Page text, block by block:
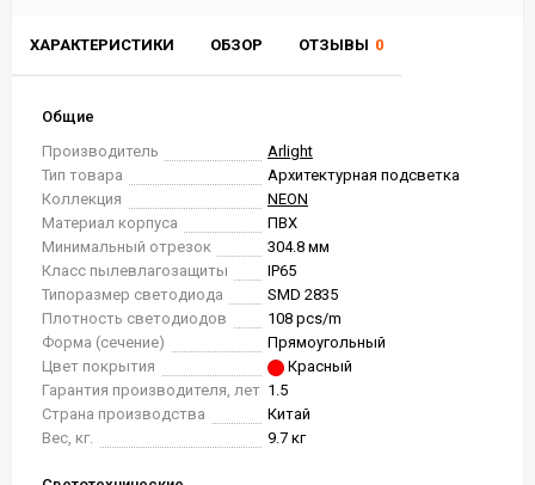
ХАРАКТЕРИСТИКИ ОБЗОР ОТЗЫВЫ 0
Общие
Производитель
Arlight
Тип товара
Архитектурная подсветка
Коллекция
NEON
Материал корпуса
ПВХ
Минимальный отрезок
304.8 мм
Класс пылевлагозащиты
IP65
Типоразмер светодиода
SMD 2835
Плотность светодиодов
108 pcs/m
Форма (сечение)
Прямоугольный
Цвет покрытия
Красный
Гарантия производителя, лет 1.5
Страна производства
Китай
Вес, кг.
9.7 кг